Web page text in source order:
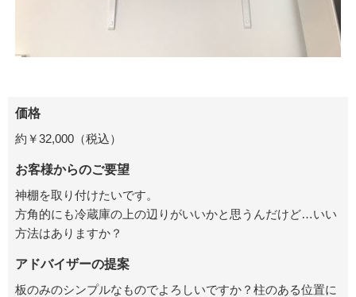
価格
約￥32,000（税込）
お客様からのご要望
神棚を取り付けたいです。
方角的にも冷蔵庫の上の辺りがいいかと思うんだけど…いい
方法はありますか？
アドバイザーの提案
板のみのシンプルなものでよろしいですか？柱のある位置に